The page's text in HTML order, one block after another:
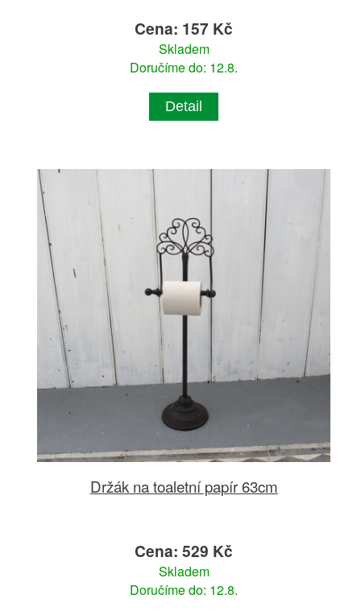
Cena: 157 Kč
Skladem
Doručíme do: 12.8.
Detail
Držák na toaletní papír 63cm
Cena: 529 Kč
Skladem
Doručíme do: 12.8.